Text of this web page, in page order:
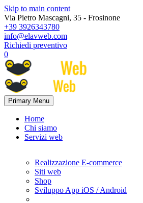
Skip to main content
Via Pietro Mascagni, 35 - Frosinone
+39 3926343780
info@elavweb.com
Richiedi preventivo
0
Primary Menu
Home
Chi siamo
Servizi web
Realizzazione E-commerce
Siti web
Shop
Sviluppo App iOS / Android